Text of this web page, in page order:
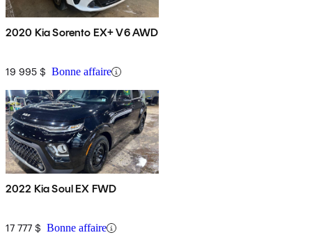
2020 Kia Sorento EX+ V6 AWD
19 995 $ Bonne affaire
2022 Kia Soul EX FWD
17 777 $ Bonne affaire